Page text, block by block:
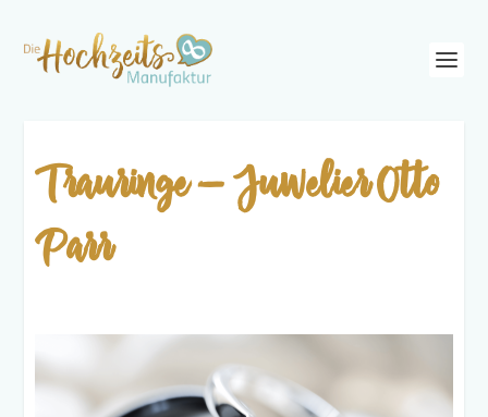
Trauringe – Juwelier Otto
Parr